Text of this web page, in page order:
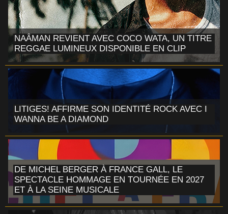
NAÂMAN REVIENT AVEC COCO WATA, UN TITRE
REGGAE LUMINEUX DISPONIBLE EN CLIP
LITIGES! AFFIRME SON IDENTITÉ ROCK AVEC I
WANNA BE A DIAMOND
DE MICHEL BERGER À FRANCE GALL, LE
SPECTACLE HOMMAGE EN TOURNÉE EN 2027
ET À LA SEINE MUSICALE